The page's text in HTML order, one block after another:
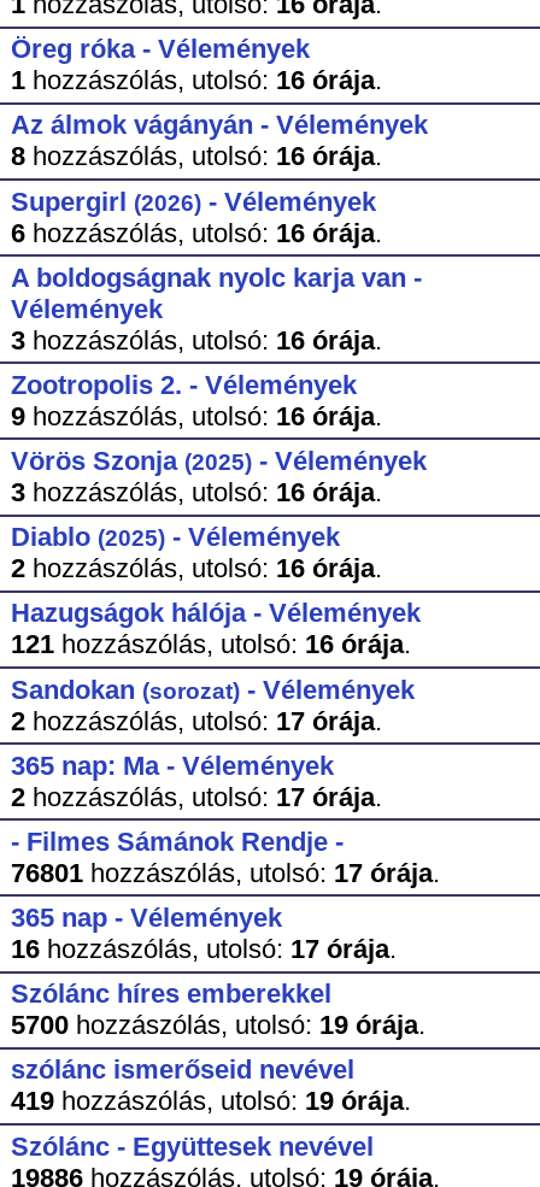
Öreg róka - Vélemények
1hozzászólás, utolsó: 16 órája.
Az álmok vágányán - Vélemények
8hozzászólás, utolsó: 16 órája.
Supergirl (2026)- Vélemények
6hozzászólás, utolsó: 16 órája.
A boldogságnak nyolc karja van -
Vélemények
3hozzászólás, utolsó: 16 órája.
Zootropolis 2. - Vélemények
9hozzászólás, utolsó: 16 órája.
Vörös Szonja (2025)- Vélemények
3hozzászólás, utolsó: 16 órája.
Diablo (2025)- Vélemények
2hozzászólás, utolsó: 16 órája.
Hazugságok hálója - Vélemények
121hozzászólás, utolsó: 16 órája.
Sandokan (sorozat)- Vélemények
2hozzászólás, utolsó: 17 órája.
365 nap: Ma - Vélemények
2hozzászólás, utolsó: 17 órája.
- Filmes Sámánok Rendje -
76801hozzászólás, utolsó: 17 órája.
365 nap - Vélemények
16hozzászólás, utolsó: 17 órája.
Szólánc híres emberekkel
5700hozzászólás, utolsó: 19 órája.
szólánc ismerőseid nevével
419hozzászólás, utolsó: 19 órája.
Szólánc - Együttesek nevével
19886hozzászólás, utolsó: 19 órája.